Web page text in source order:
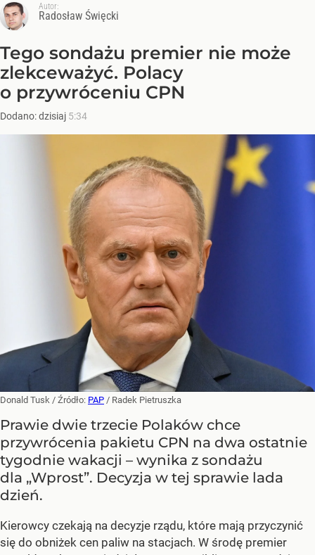
Autor:
Radosław Święcki
Tego sondażu premier nie może
zlekceważyć. Polacy
o przywróceniu CPN
Dodano:dzisiaj 5:34
Donald Tusk / Źródło: PAP / Radek Pietruszka
Prawie dwie trzecie Polaków chce
przywrócenia pakietu CPN na dwa ostatnie
tygodnie wakacji – wynika z sondażu
dla „Wprost”. Decyzja w tej sprawie lada
dzień.
Kierowcy czekają na decyzje rządu, które mają przyczynić
się do obniżek cen paliw na stacjach. W środę premier